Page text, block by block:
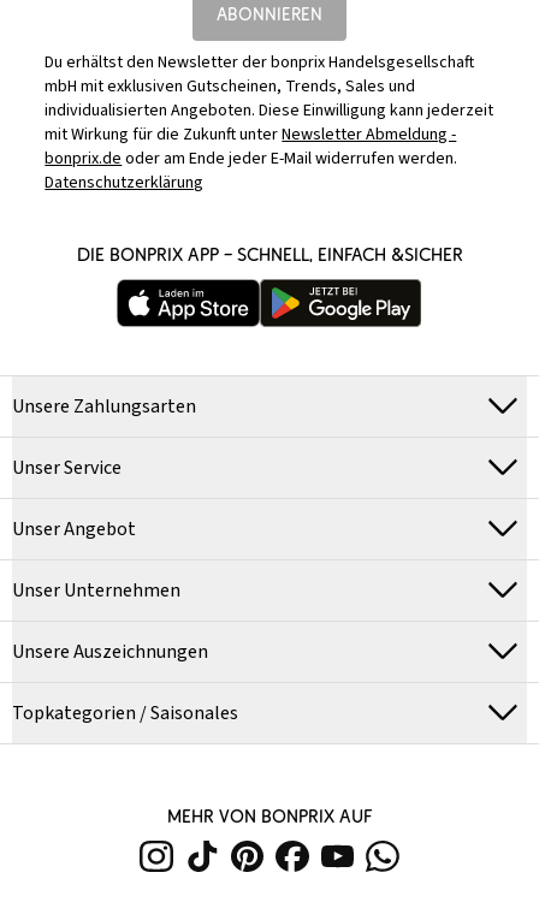
ABONNIEREN
Du erhältst den Newsletter der bonprix Handelsgesellschaft
mbH mit exklusiven Gutscheinen, Trends, Sales und
individualisierten Angeboten. Diese Einwilligung kann jederzeit
mit Wirkung für die Zukunft unterNewsletter Abmeldung -
bonprix.deoder am Ende jeder E-Mail widerrufen werden.
Datenschutzerklärung
DIE BONPRIX APP – SCHNELL, EINFACH &SICHER
Unsere Zahlungsarten
Unser Service
Unser Angebot
Unser Unternehmen
Unsere Auszeichnungen
Topkategorien / Saisonales
MEHR VON BONPRIX AUF